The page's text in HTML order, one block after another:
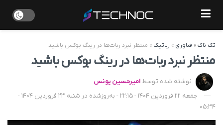
تک ناک» فناوری » رباتیک » منتظر نبرد ربات‌ها در رینگ بوکس باشید
منتظر نبرد ربات‌ها در رینگ بوکس باشید
نوشته شده توسط امیرحسین یونس
جمعه 22 فروردین 1404 - 22:15 - به‌روزشده در شنبه 23 فروردین 1404 -
05:34